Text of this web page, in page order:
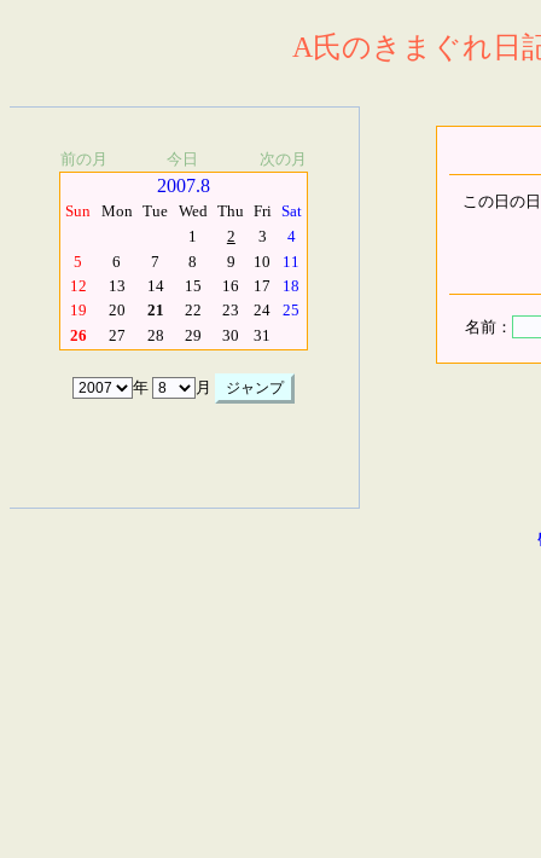
A氏のきまぐれ日
前の月 今日 次の月
2007.8
Sun Mon Tue Wed Thu Fri Sat
1
2 3
4
5
6 7 8 9 10
11
12
13 14 15 16 17
18
19
20 21 22 23 24
25
26
27 28 29 30 31
年 月
この日の
名前：